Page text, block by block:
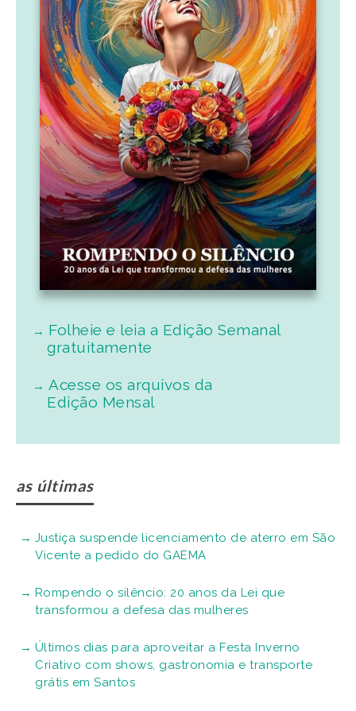
Folheie e leia a Edição Semanal
gratuitamente
Acesse os arquivos da
Edição Mensal
as últimas
Justiça suspende licenciamento de aterro em São
Vicente a pedido do GAEMA
Rompendo o silêncio: 20 anos da Lei que
transformou a defesa das mulheres
Últimos dias para aproveitar a Festa Inverno
Criativo com shows, gastronomia e transporte
grátis em Santos